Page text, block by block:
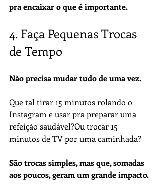
pra encaixar o que é importante.
4. Faça Pequenas Trocas
de Tempo
Não precisa mudar tudo de uma vez.
Que tal tirar 15 minutos rolando o
Instagram e usar pra preparar uma
refeição saudável?Ou trocar 15
minutos de TV por uma caminhada?
São trocas simples, mas que, somadas
aos poucos, geram um grande impacto.